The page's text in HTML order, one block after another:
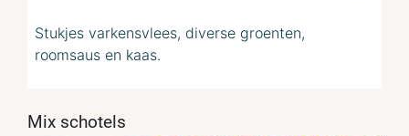
Stukjes varkensvlees, diverse groenten,
roomsaus en kaas.
Mix schotels